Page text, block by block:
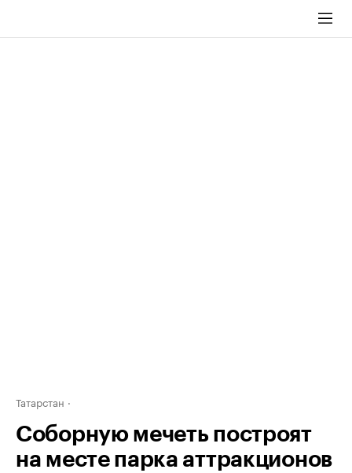
Татарстан
Соборную мечеть построят
на месте парка аттракционов